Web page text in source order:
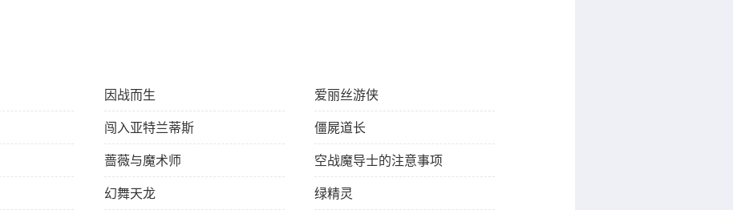
因战而生 爱丽丝游侠
闯入亚特兰蒂斯 僵屍道长
蔷薇与魔术师 空战魔导士的注意事项
幻舞天龙 绿精灵